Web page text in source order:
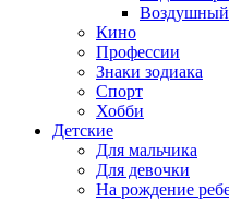
Воздушный
Кино
Профессии
Знаки зодиака
Спорт
Хобби
Детские
Для мальчика
Для девочки
На рождение